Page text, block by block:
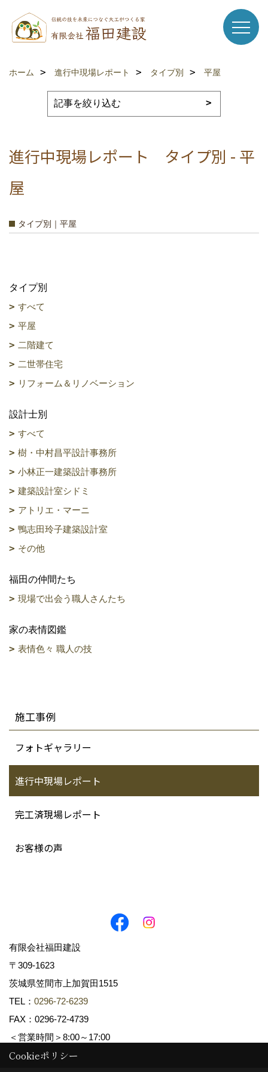
ホーム 進行中現場レポート タイプ別 平屋
進行中現場レポート タイプ別 - 平
屋
タイプ別｜平屋
タイプ別
すべて
平屋
二階建て
二世帯住宅
リフォーム＆リノベーション
設計士別
すべて
樹・中村昌平設計事務所
小林正一建築設計事務所
建築設計室シドミ
アトリエ・マーニ
鴨志田玲子建築設計室
その他
福田の仲間たち
現場で出会う職人さんたち
家の表情図鑑
表情色々 職人の技
施工事例
フォトギャラリー
進行中現場レポート
完工済現場レポート
お客様の声
有限会社福田建設
〒309-1623
茨城県笠間市上加賀田1515
TEL： 0296-72-6239
FAX：0296-72-4739
＜営業時間＞8:00～17:00
Cookieポリシー